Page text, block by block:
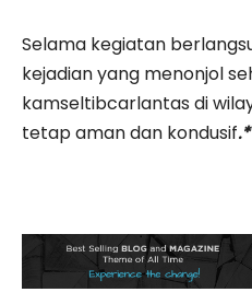
Selama kegiatan
kejadian yang menonjol
kamseltibcarlantas di
tetap aman dan kondusif